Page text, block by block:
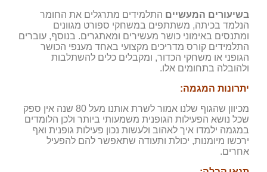
בשיעורים המעשיים התלמידים מתרגלים את החומר
הנלמד בכיתה, משתתפים במשחקי ספורט מגוונים
ומתנסים באימוני כושר מעשירים ומאתגרים. בנוסף, עוברים
התלמידים קורס מדריכים מקצועי באחד מענפי הכושר
הגופני או משחקי הכדור, ומקבלים כלים להשתלבות
ולהובלה בתחומים אלו.
יתרונות המגמה:
מכיוון שהגוף שלנו אמור לשרת אותנו מעל 80 שנה אין ספק
שכל נושא הפעילות הגופנית משמעותי ביותר ולכן הלומדים
במגמה ילמדו איך לאהוב ולעשות נכון פעילות גופנית ואף
ירכשו מיומנות, יכולת ותעודה שתאפשר להם להפעיל
אחרים.